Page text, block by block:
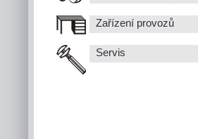
Zařízení provozů
Servis